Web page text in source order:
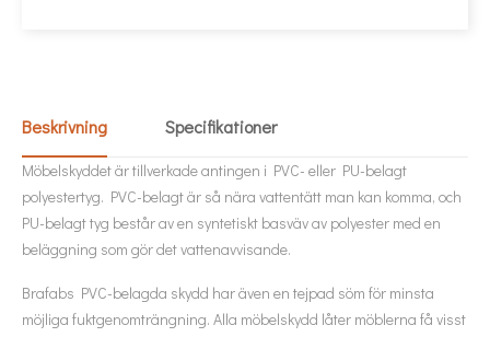
Beskrivning Specifikationer
Möbelskyddet är tillverkade antingen i PVC- eller PU-belagt
polyestertyg. PVC-belagt är så nära vattentätt man kan komma, och
PU-belagt tyg består av en syntetiskt basväv av polyester med en
beläggning som gör det vattenavvisande.
Brafabs PVC-belagda skydd har även en tejpad söm för minsta
möjliga fuktgenomträngning. Alla möbelskydd låter möblerna få visst